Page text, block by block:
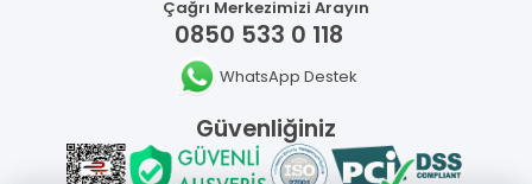
Çağrı Merkezimizi Arayın
0850 533 0 118
WhatsApp Destek
Güvenliğiniz